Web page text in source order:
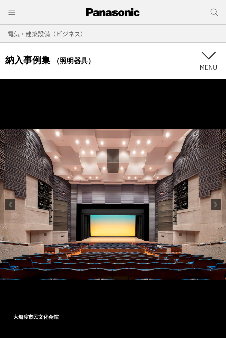
電気・建築設備（ビジネス）
納入事例集 （照明器具）
大船渡市民文化会館